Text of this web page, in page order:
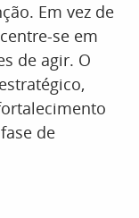
Em vez de
se em
de agir. O
de